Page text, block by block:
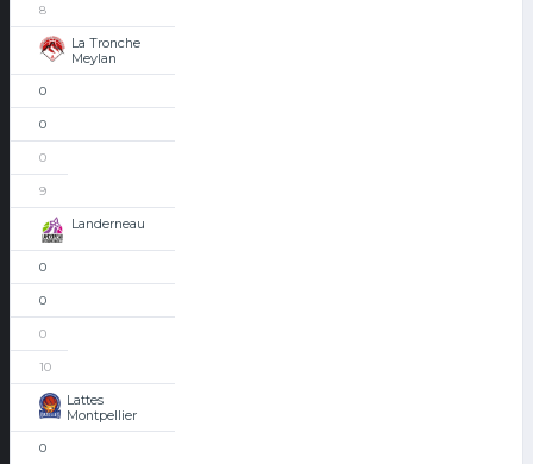
8
La Tronche
Meylan
0
0
0
9
Landerneau
0
0
0
10
Lattes
Montpellier
0